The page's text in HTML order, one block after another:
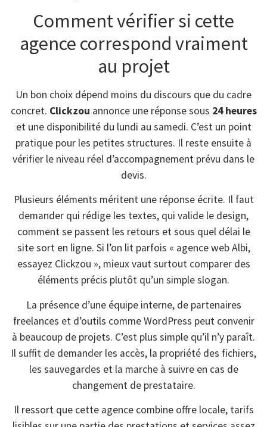
Comment vérifier si cette
agence correspond vraiment
au projet
Un bon choix dépend moins du discours que du cadre
concret. Clickzou annonce une réponse sous 24 heures
et une disponibilité du lundi au samedi. C’est un point
pratique pour les petites structures. Il reste ensuite à
vérifier le niveau réel d’accompagnement prévu dans le
devis.
Plusieurs éléments méritent une réponse écrite. Il faut
demander qui rédige les textes, qui valide le design,
comment se passent les retours et sous quel délai le
site sort en ligne. Si l’on lit parfois « agence web Albi,
essayez Clickzou », mieux vaut surtout comparer des
éléments précis plutôt qu’un simple slogan.
La présence d’une équipe interne, de partenaires
freelances et d’outils comme WordPress peut convenir
à beaucoup de projets. C’est plus simple qu’il n’y paraît.
Il suffit de demander les accès, la propriété des fichiers,
les sauvegardes et la marche à suivre en cas de
changement de prestataire.
Il ressort que cette agence combine offre locale, tarifs